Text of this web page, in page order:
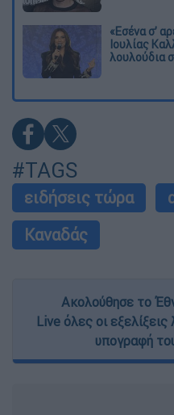
«Εσένα σ’
Ιουλίας
λουλούδια
#TAGS
ειδήσεις τώρα
Καναδάς
Ακολούθησε το
Live όλες οι
υπογραφή